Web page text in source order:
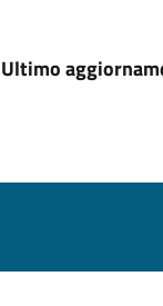
Ultimo